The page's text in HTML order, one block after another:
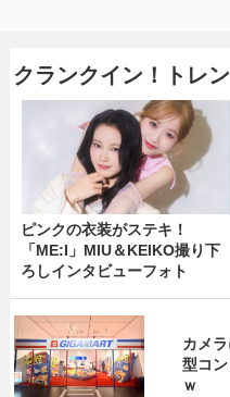
クランクイン！トレ
ピンクの衣装がステキ！
「ME:I」MIU＆KEIKO撮り下
ろしインタビューフォト
カメ
型コ
ｗ